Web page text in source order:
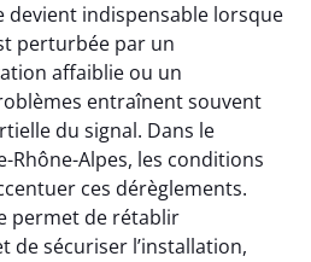
devient indispensable lorsque
perturbée par un
affaiblie ou un
entraînent souvent
du signal. Dans le
Rhône-Alpes, les conditions
ces dérèglements.
permet de rétablir
de sécuriser l’installation,